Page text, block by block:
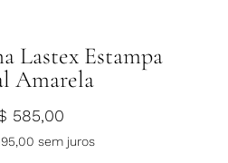
Lastex Estampa
Amarela
585,00
sem juros